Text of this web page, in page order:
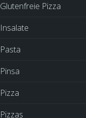
Glutenfreie Pizza
Insalate
Pasta
Pinsa
Pizza
Pizzas